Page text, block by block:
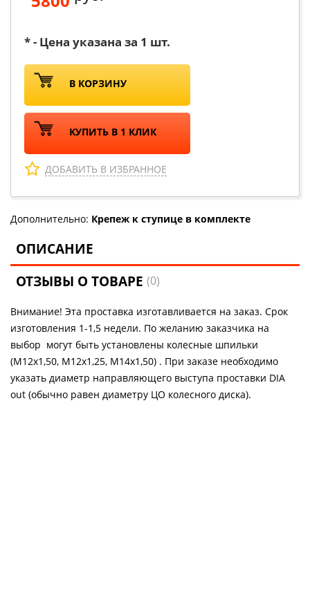
* - Цена указана за 1 шт.
В КОРЗИНУ
КУПИТЬ В 1 КЛИК
ДОБАВИТЬ В ИЗБРАННОЕ
Дополнительно: Крепеж к ступице в комплекте
ОПИСАНИЕ
ОТЗЫВЫ О ТОВАРЕ(0)
Внимание! Эта проставка изготавливается на заказ. Срок
изготовления 1-1,5 недели. По желанию заказчика на
выбор могут быть установлены колесные шпильки
(М12х1,50, М12х1,25, М14х1,50) . При заказе необходимо
указать диаметр направляющего выступа проставки DIA
out (обычно равен диаметру ЦО колесного диска).